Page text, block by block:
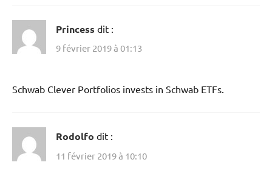
Princess dit :
9 février 2019 à 01:13
Schwab Clever Portfolios invests in Schwab ETFs.
Rodolfo dit :
11 février 2019 à 10:10